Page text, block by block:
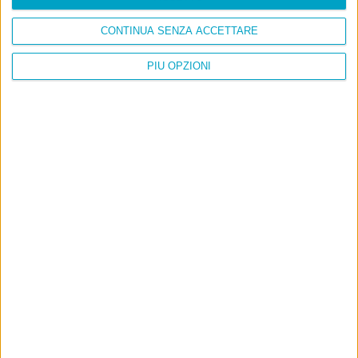
PIÙ OPZIONI
CONTINUA SENZA ACCETTARE